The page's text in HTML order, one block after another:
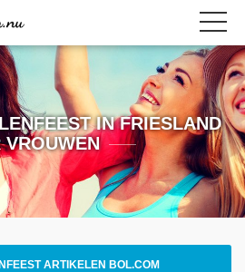
IN FRIESLAND
VROUWEN
ARTIKELEN BOL.COM